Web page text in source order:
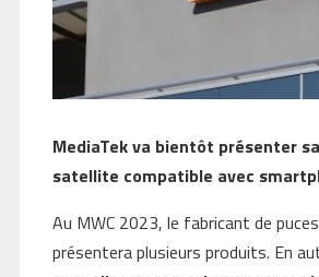
MediaTek va bientôt présenter
satellite compatible avec
Au MWC 2023, le fabricant de
présentera plusieurs produits. En